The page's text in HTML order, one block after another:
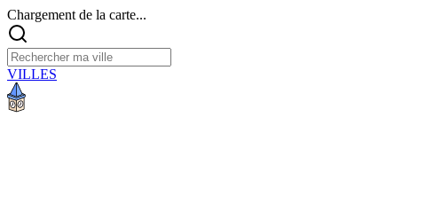
Chargement de la carte...
VILLES